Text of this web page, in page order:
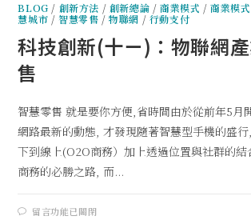
BLOG / 創新方法 / 創新總論 /商業模式 /商業模
慧城市 /智慧零售 /物聯網 / 行動支付
科技創新(十ㄧ)：物聯網
售
智慧零售 就是要你方便,省時間由於從前年5月
網路最新的動態, 才發現隨著智慧型手機的盛
下到線上(O2O商務）加上透過位置與社群的
商務的必勝之路, 而...
留言功能已關閉